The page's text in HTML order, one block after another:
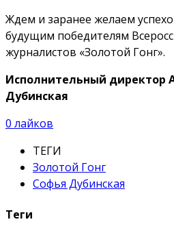
Ждем и заранее желаем
будущим победителям
журналистов «Золотой Гонг».
Исполнительный директор
Дубинская
0 лайков
ТЕГИ
Золотой Гонг
Софья Дубинская
Теги